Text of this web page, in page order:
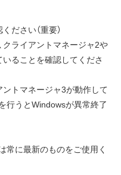
ださい（重要）
クライアントマネージャ2や
ることを確認してくださ
トマネージャ3が動作して
行うとWindowsが異常終了
常に最新のものをご使用く